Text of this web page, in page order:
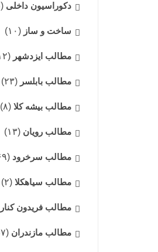
دکوراسیون داخلی (۱۵)
ساخت و ساز (۱۰)
مطالب ایزدشهر (۱۲)
مطالب بابلسر (۲۳)
مطالب بیشه کلا (۸)
مطالب رویان (۱۳)
مطالب سرخرود (۶۹)
مطالب سیاهکلا (۲)
مطالب فریدون کنار
مطالب مازندران (۱۵۷)